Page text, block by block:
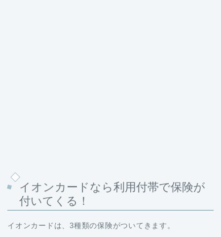
イオンカードなら利用付帯で保険が
付いてくる！
イオンカードは、3種類の保険がついてきます。